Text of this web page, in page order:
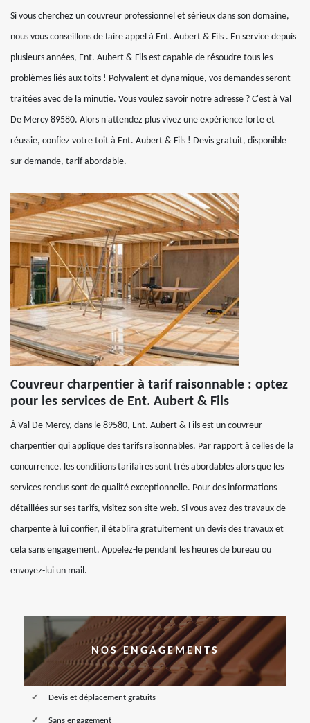
Si vous cherchez un couvreur professionnel et sérieux dans son domaine,
nous vous conseillons de faire appel à Ent. Aubert & Fils . En service depuis
plusieurs années, Ent. Aubert & Fils est capable de résoudre tous les
problèmes liés aux toits ! Polyvalent et dynamique, vos demandes seront
traitées avec de la minutie. Vous voulez savoir notre adresse ? C'est à Val
De Mercy 89580. Alors n'attendez plus vivez une expérience forte et
réussie, confiez votre toit à Ent. Aubert & Fils ! Devis gratuit, disponible
sur demande, tarif abordable.
Couvreur charpentier à tarif raisonnable : optez
pour les services de Ent. Aubert & Fils
À Val De Mercy, dans le 89580, Ent. Aubert & Fils est un couvreur
charpentier qui applique des tarifs raisonnables. Par rapport à celles de la
concurrence, les conditions tarifaires sont très abordables alors que les
services rendus sont de qualité exceptionnelle. Pour des informations
détaillées sur ses tarifs, visitez son site web. Si vous avez des travaux de
charpente à lui confier, il établira gratuitement un devis des travaux et
cela sans engagement. Appelez-le pendant les heures de bureau ou
envoyez-lui un mail.
NOS ENGAGEMENTS
Devis et déplacement gratuits
Sans engagement